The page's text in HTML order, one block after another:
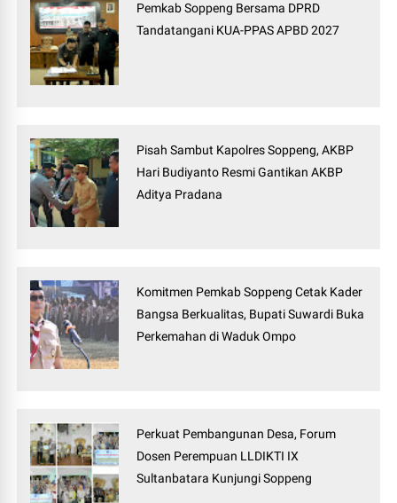
Pemkab Soppeng Bersama DPRD
Tandatangani KUA-PPAS APBD 2027
Pisah Sambut Kapolres Soppeng, AKBP
Hari Budiyanto Resmi Gantikan AKBP
Aditya Pradana
Komitmen Pemkab Soppeng Cetak Kader
Bangsa Berkualitas, Bupati Suwardi Buka
Perkemahan di Waduk Ompo
Perkuat Pembangunan Desa, Forum
Dosen Perempuan LLDIKTI IX
Sultanbatara Kunjungi Soppeng